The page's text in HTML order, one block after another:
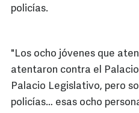
policías.
"Los ocho jóvenes que
atentaron contra el
Palacio Legislativo, pero
policías… esas ocho